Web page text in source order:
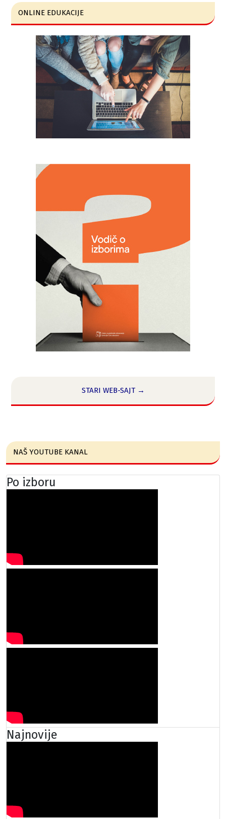
ONLINE EDUKACIJE
STARI WEB-SAJT →
NAŠ YOUTUBE KANAL
Po izboru
Najnovije